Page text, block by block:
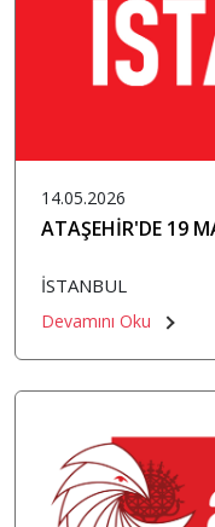
14.05.2026
ATAŞEHİR'DE 19
İSTANBUL
Devamını Oku